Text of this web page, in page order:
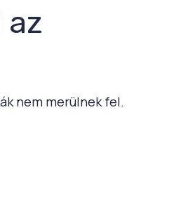
az
nem merülnek fel.